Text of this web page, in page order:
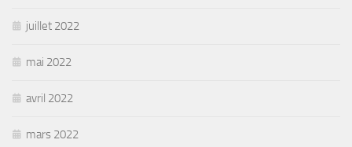
juillet 2022
mai 2022
avril 2022
mars 2022